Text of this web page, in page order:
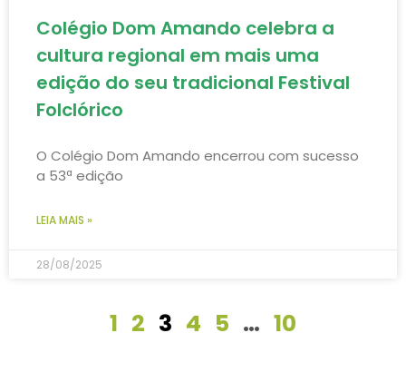
Colégio Dom Amando celebra a
cultura regional em mais uma
edição do seu tradicional Festival
Folclórico
O Colégio Dom Amando encerrou com sucesso
a 53ª edição
LEIA MAIS »
28/08/2025
1 2 3 4 5 … 10